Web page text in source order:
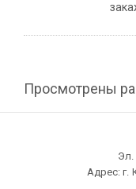
Просмотрены
Эл.
Адрес: г.